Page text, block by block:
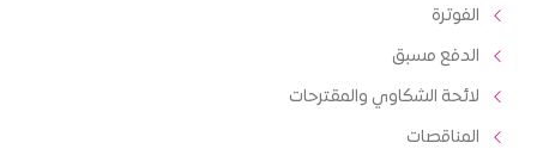
الفوترة
الدفع مسبق
لائحة الشكاوي والمقترحات
المناقصات